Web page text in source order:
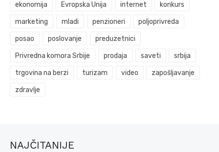
ekonomija Evropska Unija internet konkurs
marketing mladi penzioneri poljoprivreda
posao poslovanje preduzetnici
Privredna komora Srbije prodaja saveti srbija
trgovina na berzi turizam video zapošljavanje
zdravlje
NAJČITANIJE